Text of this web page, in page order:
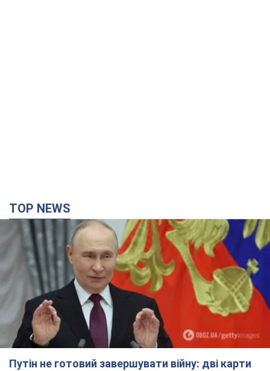
TOP NEWS
Путін не готовий завершувати війну: дві карти